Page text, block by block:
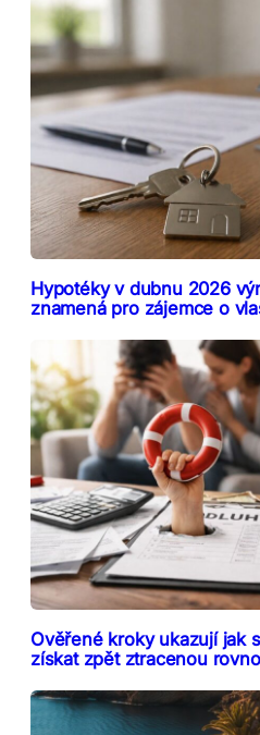
Hypotéky v dubnu 2026
znamená pro zájemce o
Ověřené kroky ukazují jak
získat zpět ztracenou